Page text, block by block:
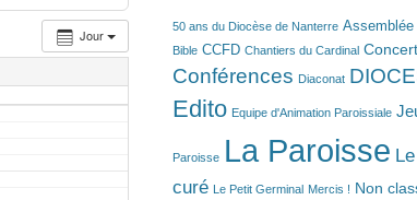
Jour 50 ans du Diocèse de Nanterre
Bible CCFD Chantiers du Cardinal Concert
Conférences Diaconat
Edito Equipe d'Animation Paroissiale
Paroisse La Paroisse
curé
Le Petit Germinal Mercis ! Non